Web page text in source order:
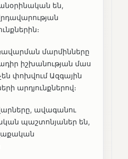
են,
մարմինները
իշխանության մաս
փոխվում Ազգային
արդյունքներով։
ավագանու
պաշտոնյաներ են,